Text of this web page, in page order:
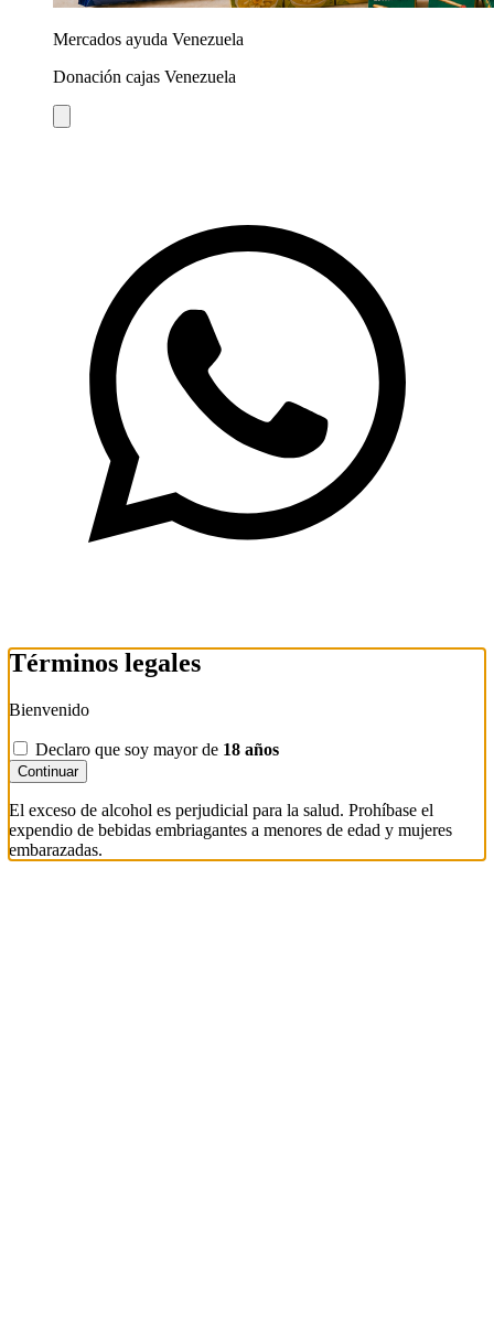
Mercados ayuda Venezuela
Donación cajas Venezuela
Términos legales
Bienvenido
Declaro que soy mayor de 18 años
Continuar
El exceso de alcohol es perjudicial para la salud. Prohíbase el
expendio de bebidas embriagantes a menores de edad y mujeres
embarazadas.